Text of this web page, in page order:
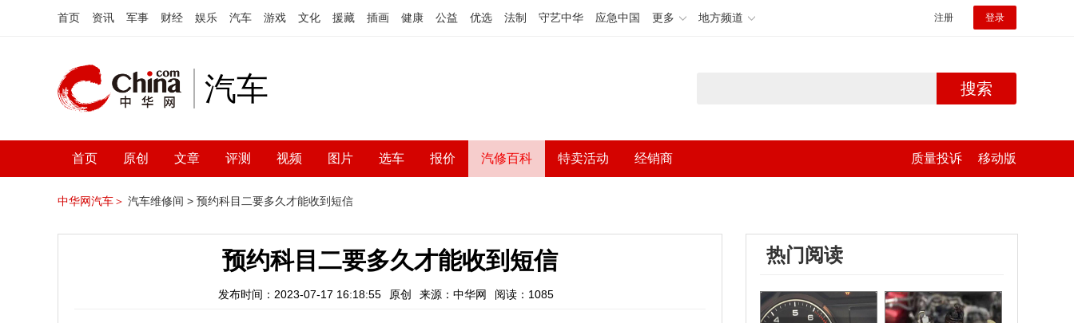
首页 资讯 军事 财经 娱乐 汽车 游戏 文化 援藏 插画 健康 公益 优选 法制 守艺中华 应急中国 更多 地方频道 注册 登录
汽车 搜索
首页 原创 文章 评测 视频 图片 选车 报价 汽修百科 特卖活动 经销商 质量投诉 移动版
中华网汽车＞ 汽车维修间 > 预约科目二要多久才能收到短信
预约科目二要多久才能收到短信
发布时间：2023-07-17 16:18:55 原创 来源：中华网 阅读：1085
热门阅读